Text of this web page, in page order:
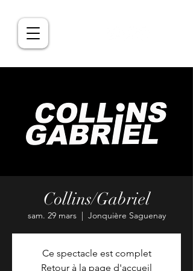
Collins/Gabriel
sam. 29 mars
  |
Jonquière Saguenay
Ce spectacle est complet
Retour à la page d'accueil